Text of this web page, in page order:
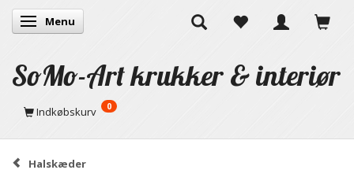
Skifte navigation
Menu
SoMo-Art krukker & interiør
Indkøbskurv 0
Halskæder